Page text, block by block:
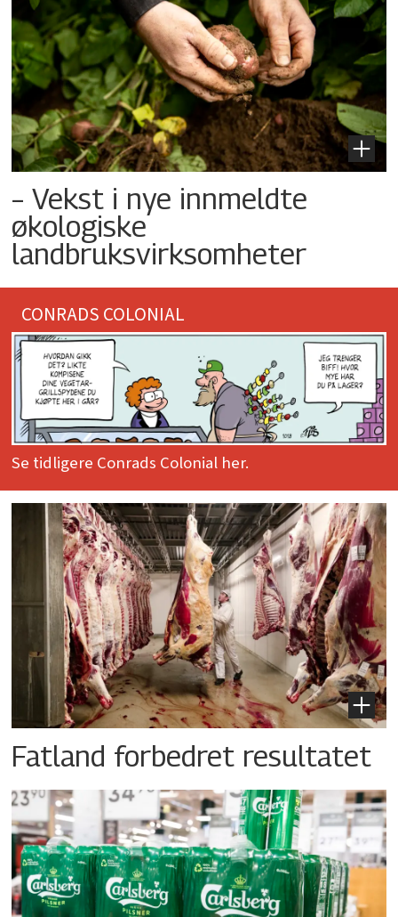
– Vekst i nye innmeldte
økologiske
landbruksvirksomheter
CONRADS COLONIAL
Se tidligere Conrads Colonial her.
Fatland forbedret resultatet